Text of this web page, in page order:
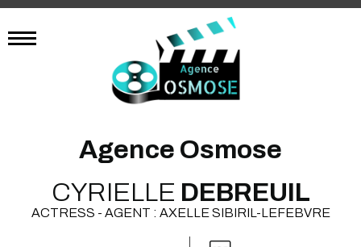
Agence Osmose
CYRIELLE DEBREUIL
ACTRESS - AGENT : AXELLE SIBIRIL-LEFEBVRE